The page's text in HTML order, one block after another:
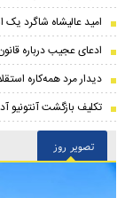
امید عالیشاه شاگرد
ادعای عجیب درباره
دیدار مرد همه‌کاره
تکلیف بازگشت آنتونیو
تصویر روز